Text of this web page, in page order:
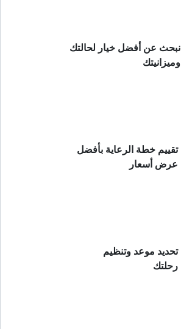
نبحث عن أفضل خيار لحالتك
وميزانيتك
تقييم خطة الرعاية بأفضل
عرض أسعار
تحديد موعد وتنظيم
رحلتك